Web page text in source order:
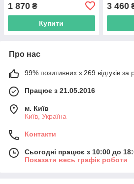
1 870 ₴
Купити
3 460
Про нас
99% позитивних з 269 відгуків за
Працює з 21.05.2016
м. Київ
Київ, Україна
Контакти
Сьогодні працює з 10:00 до
Показати весь графік роботи